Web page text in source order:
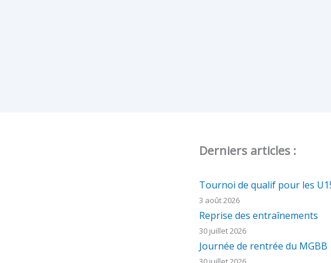
Derniers articles :
Tournoi de qualif pour les
3 août 2026
Reprise des entraînements
30 juillet 2026
Journée de rentrée du MGBB